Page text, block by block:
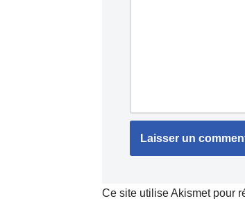
Ce site utilise Akismet pour